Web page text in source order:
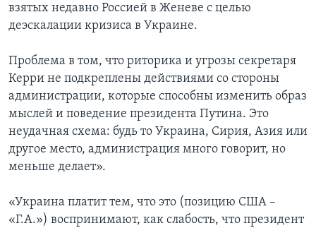
взятых недавно Россией в Женеве с целью
деэскалации кризиса в Украине.
Проблема в том, что риторика и угрозы секретаря
Керри не подкреплены действиями со стороны
администрации, которые способны изменить образ
мыслей и поведение президента Путина. Это
неудачная схема: будь то Украина, Сирия, Азия или
другое место, администрация много говорит, но
меньше делает».
«Украина платит тем, что это (позицию США –
«Г.А.») воспринимают, как слабость, что президент